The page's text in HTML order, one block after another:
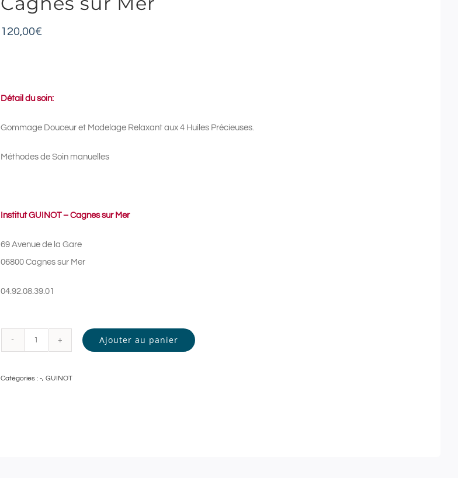
120,00€
Détail du soin:
Gommage Douceur et Modelage Relaxant aux 4 Huiles Précieuses.
Méthodes de Soin manuelles
Institut GUINOT – Cagnes sur Mer
69 Avenue de la Gare
06800 Cagnes sur Mer
04.92.08.39.01
Guinot
Ajouter au panier
Catégories :-,GUINOT